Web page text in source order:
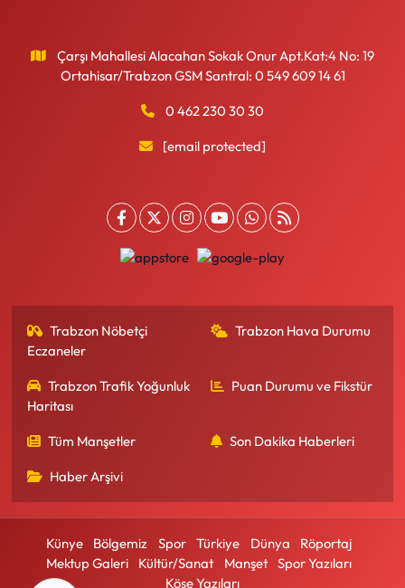
Çarşı Mahallesi Alacahan Sokak Onur Apt.Kat:4 No: 19
Ortahisar/Trabzon GSM Santral: 0 549 609 14 61
0 462 230 30 30
[email protected]
Trabzon Nöbetçi
Eczaneler
Trabzon Hava Durumu
Trabzon Trafik Yoğunluk
Haritası
Puan Durumu ve Fikstür
Tüm Manşetler Son Dakika Haberleri
Haber Arşivi
Künye Bölgemiz Spor Türkiye Dünya
Röportaj
Mektup Galeri
Kültür/Sanat Manşet
Spor Yazıları
Köşe Yazıları